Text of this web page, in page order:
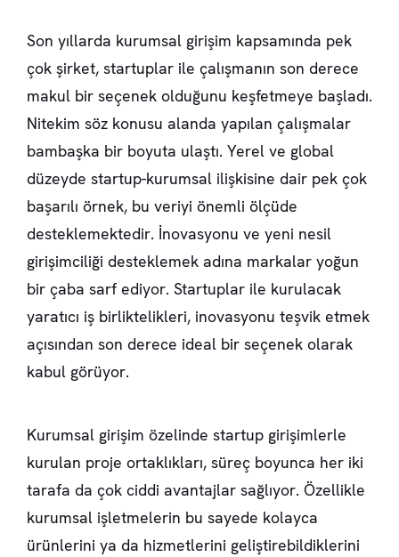
Son yıllarda kurumsal girişim kapsamında pek
çok şirket, startuplar ile çalışmanın son derece
makul bir seçenek olduğunu keşfetmeye başladı.
Nitekim söz konusu alanda yapılan çalışmalar
bambaşka bir boyuta ulaştı. Yerel ve global
düzeyde startup-kurumsal ilişkisine dair pek çok
başarılı örnek, bu veriyi önemli ölçüde
desteklemektedir. İnovasyonu ve yeni nesil
girişimciliği desteklemek adına markalar yoğun
bir çaba sarf ediyor. Startuplar ile kurulacak
yaratıcı iş birliktelikleri, inovasyonu teşvik etmek
açısından son derece ideal bir seçenek olarak
kabul görüyor.
Kurumsal girişim özelinde startup girişimlerle
kurulan proje ortaklıkları, süreç boyunca her iki
tarafa da çok ciddi avantajlar sağlıyor. Özellikle
kurumsal işletmelerin bu sayede kolayca
ürünlerini ya da hizmetlerini geliştirebildiklerini